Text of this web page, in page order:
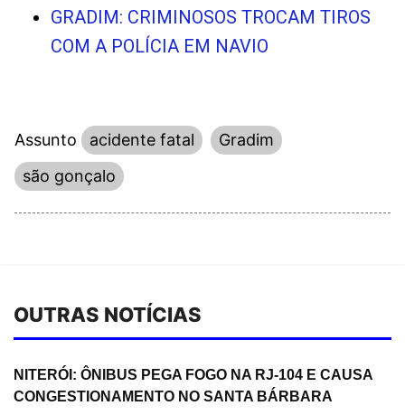
GRADIM: CRIMINOSOS TROCAM TIROS
COM A POLÍCIA EM NAVIO
Assunto acidente fatal
Gradim
são gonçalo
OUTRAS NOTÍCIAS
NITERÓI: ÔNIBUS PEGA FOGO NA RJ-104 E CAUSA
CONGESTIONAMENTO NO SANTA BÁRBARA